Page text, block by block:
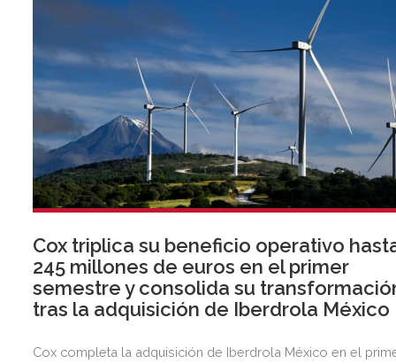
Cox triplica su beneficio operativo
245 millones de euros en el primer
semestre y consolida su
tras la adquisición de Iberdrola México
Cox completa la adquisición de Iberdrola México en el